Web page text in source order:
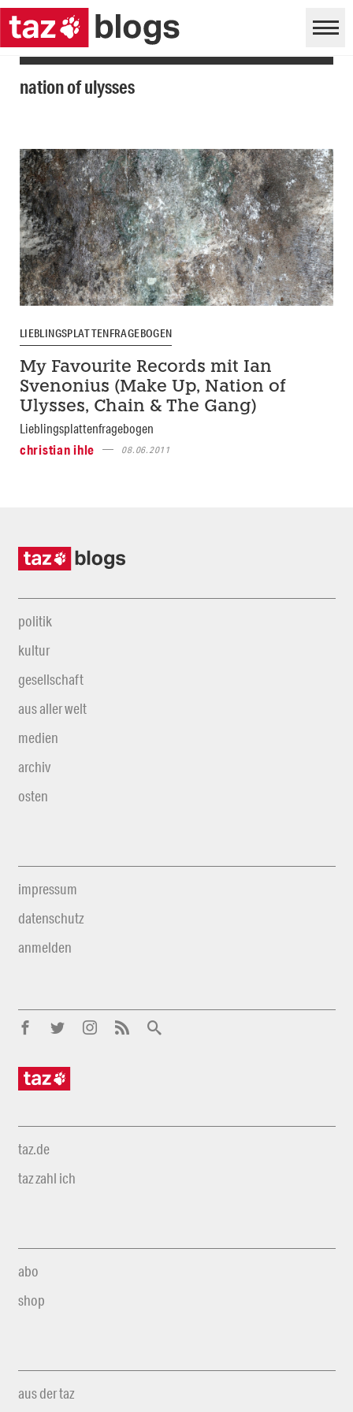
nation of ulysses
LIEBLINGSPLATTENFRAGEBOGEN
My Favourite Records mit Ian
Svenonius (Make Up, Nation of
Ulysses, Chain & The Gang)
Lieblingsplattenfragebogen
christian ihle
08.06.2011
politik
kultur
gesellschaft
aus aller welt
medien
archiv
osten
impressum
datenschutz
anmelden
taz.de
taz zahl ich
abo
shop
aus der taz